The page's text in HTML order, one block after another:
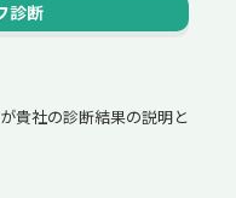
診断
貴社の診断結果の説明と